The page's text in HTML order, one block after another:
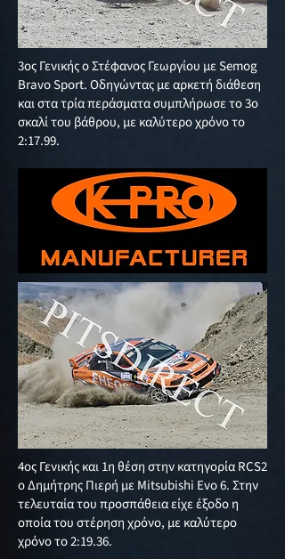
3ος Γενικής ο Στέφανος Γεωργίου με Semog
Bravo Sport. Οδηγώντας με αρκετή διάθεση
και στα τρία περάσματα συμπλήρωσε το 3ο
σκαλί του βάθρου, με καλύτερο χρόνο το
2:17.99.
4ος Γενικής και 1η θέση στην κατηγορία RCS2
ο Δημήτρης Πιερή με Mitsubishi Evo 6. Στην
τελευταία του προσπάθεια είχε έξοδο η
οποία του στέρηση χρόνο, με καλύτερο
χρόνο το 2:19.36.